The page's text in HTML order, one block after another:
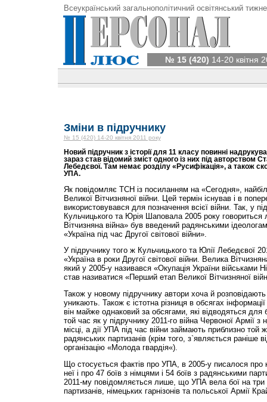
Всеукраїнський загальнополітичний освітянський
№ 15 (420) 14-20 квітня
Зміни в підручнику
№ 15 (420) 14-20 квітня 2011 року
Новий підручник з історії для 11 класу повинні
зараз став відомий зміст одного із них під авторством
Лебедєвої. Там немає розділу «Русифікація», а також
УПА.
Як повідомляє ТСН із посиланням на «Сегодня»,
Великої Вітчизняної війни. Цей термін існував і в
використовувався для позначення всієї війни. Так, у
Кульчицького та Юрія Шаповала 2005 року
Вітчизняна війна» був введений радянськими
«Україна під час Другої світової війни».
У підручнику того ж Кульчицького та Юлії Лебедєвої
«Україна в роки Другої світової війни. Велика
який у 2005-у називався «Окупація України військами
став називатися «Перший етап Великої Вітчизняної
Також у новому підручнику автори хоча й
уникають. Також є істотна різниця в обсягах
він майже однаковий за обсягами, які відводяться для
той час як у підручнику 2011-го війна Червоної Армії
місці, а дії УПА під час війни займають приблизно той
радянських партизанів (крім того, з`являється раніше
організацію «Молода гвардія«).
Що стосується фактів про УПА, в 2005-у писалося про
неї і про 47 боїв з німцями і 54 боїв з радянськими
2011-му повідомляється лише, що УПА вела бої на
партизанів, німецьких гарнізонів та польської Армії